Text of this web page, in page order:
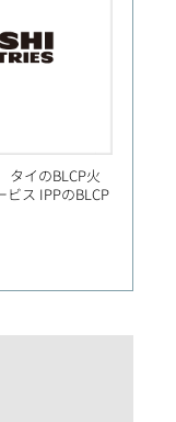
タイのBLCP火
ス IPPのBLCP